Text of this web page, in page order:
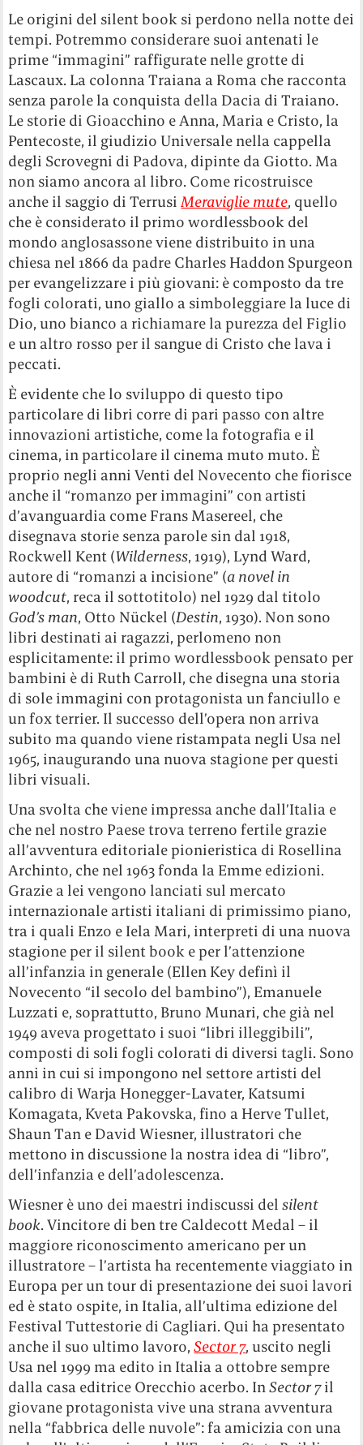
Le origini del silent book si perdono nella notte dei
tempi. Potremmo considerare suoi antenati le
prime “immagini” raffigurate nelle grotte di
Lascaux. La colonna Traiana a Roma che racconta
senza parole la conquista della Dacia di Traiano.
Le storie di Gioacchino e Anna, Maria e Cristo, la
Pentecoste, il giudizio Universale nella cappella
degli Scrovegni di Padova, dipinte da Giotto. Ma
non siamo ancora al libro. Come ricostruisce
anche il saggio di TerrusiMeraviglie mute, quello
che è considerato il primo wordlessbook del
mondo anglosassone viene distribuito in una
chiesa nel 1866 da padre Charles Haddon Spurgeon
per evangelizzare i più giovani: è composto da tre
fogli colorati, uno giallo a simboleggiare la luce di
Dio, uno bianco a richiamare la purezza del Figlio
e un altro rosso per il sangue di Cristo che lava i
peccati.
È evidente che lo sviluppo di questo tipo
particolare di libri corre di pari passo con altre
innovazioni artistiche, come la fotografia e il
cinema, in particolare il cinema muto muto. È
proprio negli anni Venti del Novecento che fiorisce
anche il “romanzo per immagini” con artisti
d’avanguardia come Frans Masereel, che
disegnava storie senza parole sin dal 1918,
Rockwell Kent (Wilderness, 1919), Lynd Ward,
autore di “romanzi a incisione” (a novel in
woodcut, reca il sottotitolo) nel 1929 dal titolo
God’s man, Otto Nückel (Destin, 1930). Non sono
libri destinati ai ragazzi, perlomeno non
esplicitamente: il primo wordlessbook pensato per
bambini è di Ruth Carroll, che disegna una storia
di sole immagini con protagonista un fanciullo e
un fox terrier. Il successo dell’opera non arriva
subito ma quando viene ristampata negli Usa nel
1965, inaugurando una nuova stagione per questi
libri visuali.
Una svolta che viene impressa anche dall’Italia e
che nel nostro Paese trova terreno fertile grazie
all’avventura editoriale pionieristica di Rosellina
Archinto, che nel 1963 fonda la Emme edizioni.
Grazie a lei vengono lanciati sul mercato
internazionale artisti italiani di primissimo piano,
tra i quali Enzo e Iela Mari, interpreti di una nuova
stagione per il silent book e per l’attenzione
all’infanzia in generale (Ellen Key definì il
Novecento “il secolo del bambino”), Emanuele
Luzzati e, soprattutto, Bruno Munari, che già nel
1949 aveva progettato i suoi “libri illeggibili”,
composti di soli fogli colorati di diversi tagli. Sono
anni in cui si impongono nel settore artisti del
calibro di Warja Honegger-Lavater, Katsumi
Komagata, Kveta Pakovska, fino a Herve Tullet,
Shaun Tan e David Wiesner, illustratori che
mettono in discussione la nostra idea di “libro”,
dell’infanzia e dell’adolescenza.
Wiesner è uno dei maestri indiscussi delsilent
book. Vincitore di ben tre Caldecott Medal – il
maggiore riconoscimento americano per un
illustratore – l’artista ha recentemente viaggiato in
Europa per un tour di presentazione dei suoi lavori
ed è stato ospite, in Italia, all’ultima edizione del
Festival Tuttestorie di Cagliari. Qui ha presentato
anche il suo ultimo lavoro,Sector 7, uscito negli
Usa nel 1999 ma edito in Italia a ottobre sempre
dalla casa editrice Orecchio acerbo. InSector 7il
giovane protagonista vive una strana avventura
nella “fabbrica delle nuvole”: fa amicizia con una